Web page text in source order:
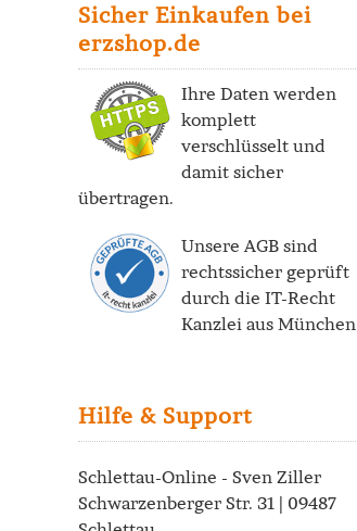
Sicher Einkaufen bei
erzshop.de
Ihre Daten werden
komplett
verschlüsselt und
damit sicher
übertragen.
Unsere AGB sind
rechtssicher geprüft
durch die IT-Recht
Kanzlei aus München
Hilfe & Support
Schlettau-Online - Sven Ziller
Schwarzenberger Str. 31 | 09487